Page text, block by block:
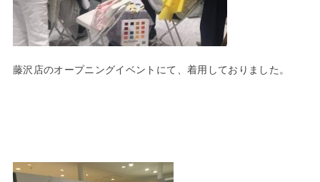
藤沢店のオープニングイベントにて、着用しておりました。